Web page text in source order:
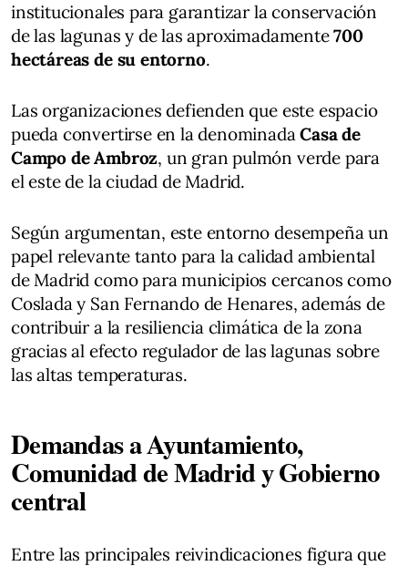
institucionales para garantizar la conservación
de las lagunas y de las aproximadamente700
hectáreas de su entorno.
Las organizaciones defienden que este espacio
pueda convertirse en la denominadaCasa de
Campo de Ambroz, un gran pulmón verde para
el este de la ciudad de Madrid.
Según argumentan, este entorno desempeña un
papel relevante tanto para la calidad ambiental
de Madrid como para municipios cercanos como
Coslada y San Fernando de Henares, además de
contribuir a la resiliencia climática de la zona
gracias al efecto regulador de las lagunas sobre
las altas temperaturas.
Demandas a Ayuntamiento,
Comunidad de Madrid y Gobierno
central
Entre las principales reivindicaciones figura que